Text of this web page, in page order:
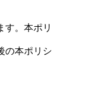
す。本ポリ
の本ポリシ